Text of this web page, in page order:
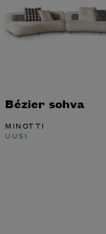
Bézier sohva
MINOTTI
UUSI